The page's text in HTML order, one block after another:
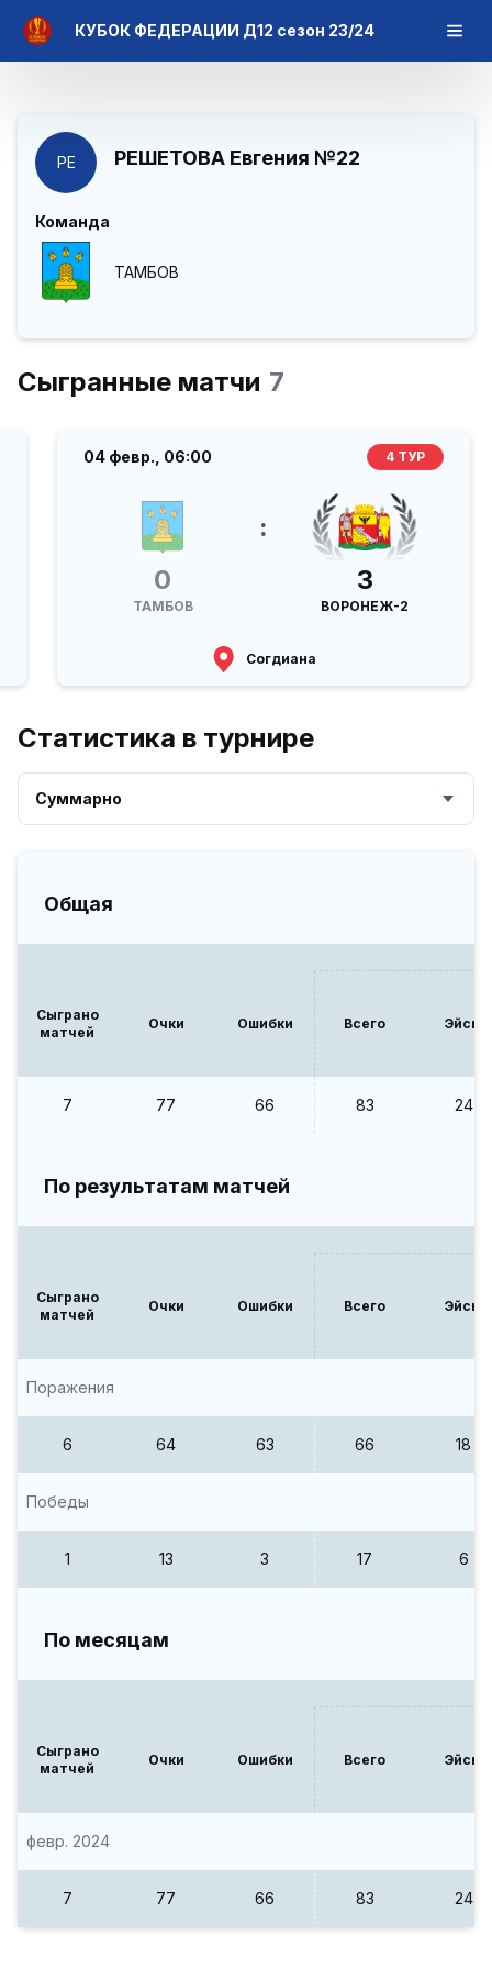
КУБОК ФЕДЕРАЦИИ Д12 сезон 23/24
РЕ РЕШЕТОВА Евгения №22
Команда
ТАМБОВ
Сыгранные матчи 7
04 февр., 06:00 4 ТУР
0
ТАМБОВ
:
3
ВОРОНЕЖ-2
Согдиана
Статистика в турнире
Суммарно
Общая
Сыграно
матчей
Очки Ошибки Всего Эйсы
7 77 66 83 24
По результатам матчей
Сыграно
матчей
Очки Ошибки Всего Эйсы
Поражения
6 64 63 66 18
Победы
1 13 3 17 6
По месяцам
Сыграно
матчей
Очки Ошибки Всего Эйсы
февр. 2024
7 77 66 83 24